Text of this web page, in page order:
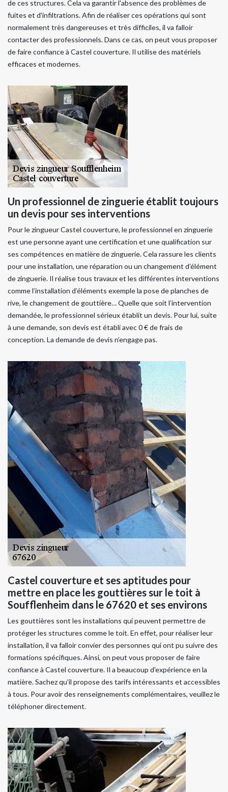
de ces structures. Cela va garantir l'absence des problèmes de
fuites et d'infiltrations. Afin de réaliser ces opérations qui sont
normalement très dangereuses et très difficiles, il va falloir
contacter des professionnels. Dans ce cas, on peut vous proposer
de faire confiance à Castel couverture. Il utilise des matériels
efficaces et modernes.
Un professionnel de zinguerie établit toujours
un devis pour ses interventions
Pour le zingueur Castel couverture, le professionnel en zinguerie
est une personne ayant une certification et une qualification sur
ses compétences en matière de zinguerie. Cela rassure les clients
pour une installation, une réparation ou un changement d’élément
de zinguerie. Il réalise tous travaux et les différentes interventions
comme l’installation d’éléments exemple la pose de planches de
rive, le changement de gouttière… Quelle que soit l’intervention
demandée, le professionnel sérieux établit un devis. Pour lui, suite
à une demande, son devis est établi avec 0 € de frais de
conception. La demande de devis n’engage pas.
Castel couverture et ses aptitudes pour
mettre en place les gouttières sur le toit à
Soufflenheim dans le 67620 et ses environs
Les gouttières sont les installations qui peuvent permettre de
protéger les structures comme le toit. En effet, pour réaliser leur
installation, il va falloir convier des personnes qui ont pu suivre des
formations spécifiques. Ainsi, on peut vous proposer de faire
confiance à Castel couverture. Il a beaucoup d'expérience en la
matière. Sachez qu'il propose des tarifs intéressants et accessibles
à tous. Pour avoir des renseignements complémentaires, veuillez le
téléphoner directement.